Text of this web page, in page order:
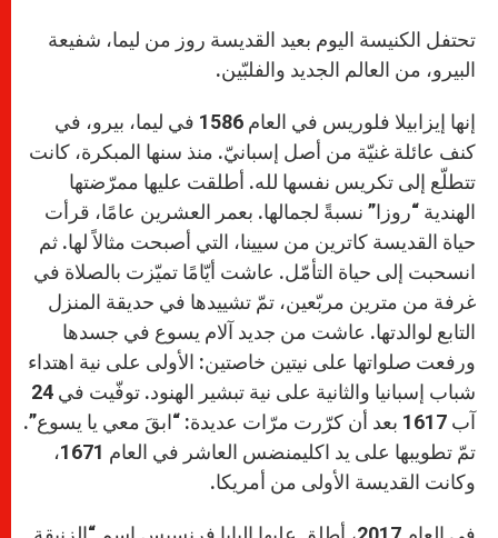
p
p e
o
k
r
تحتفل الكنيسة اليوم بعيد القديسة روز من ليما، شفيعة
البيرو، من العالم الجديد والفلبّين.
إنها إيزابيلا فلوريس في العام 1586 في ليما، بيرو، في
كنف عائلة غنيّة من أصل إسبانيّ. منذ سنها المبكرة، كانت
تتطلّع إلى تكريس نفسها لله. أطلقت عليها ممرّضتها
الهندية “روزا” نسبةً لجمالها. بعمر العشرين عامًا، قرأت
حياة القديسة كاترين من سيينا، التي أصبحت مثالاً لها. ثم
انسحبت إلى حياة التأمّل. عاشت أيّامًا تميّزت بالصلاة في
غرفة من مترين مربّعين، تمّ تشييدها في حديقة المنزل
التابع لوالدتها. عاشت من جديد آلام يسوع في جسدها
ورفعت صلواتها على نيتين خاصتين: الأولى على نية اهتداء
شباب إسبانيا والثانية على نية تبشير الهنود. توفّيت في 24
آب 1617 بعد أن كرّرت مرّات عديدة: “ابقَ معي يا يسوع”.
تمّ تطويبها على يد اكليمنضس العاشر في العام 1671،
وكانت القديسة الأولى من أمريكا.